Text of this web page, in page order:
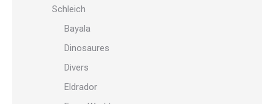
Schleich
Bayala
Dinosaures
Divers
Eldrador